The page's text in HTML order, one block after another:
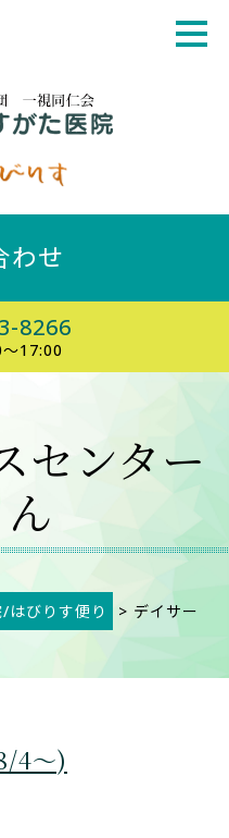
わせ
8266
17:00
センター
びりす便り
> デイサー
4～)